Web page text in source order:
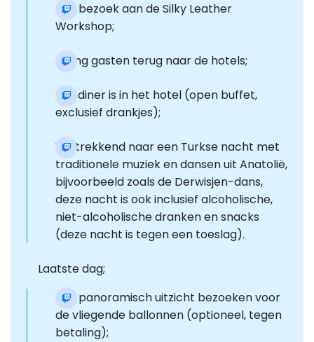
Een bezoek aan de Silky Leather
Workshop;
Breng gasten terug naar de hotels;
Het diner is in het hotel (open buffet,
exclusief drankjes);
Vertrekkend naar een Turkse nacht met
traditionele muziek en dansen uit Anatolië,
bijvoorbeeld zoals de Derwisjen-dans,
deze nacht is ook inclusief alcoholische,
niet-alcoholische dranken en snacks
(deze nacht is tegen een toeslag).
Laatste dag;
Een panoramisch uitzicht bezoeken voor
de vliegende ballonnen (optioneel, tegen
betaling);